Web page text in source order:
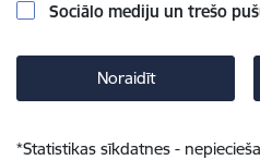
Sociālo mediju un trešo
Noraidīt
*Statistikas sīkdatnes -